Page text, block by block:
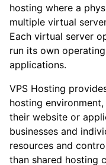
hosting where a
multiple virtual
Each virtual server
run its own
applications.
VPS Hosting
hosting
their website or
businesses and
resources and
than shared hosting